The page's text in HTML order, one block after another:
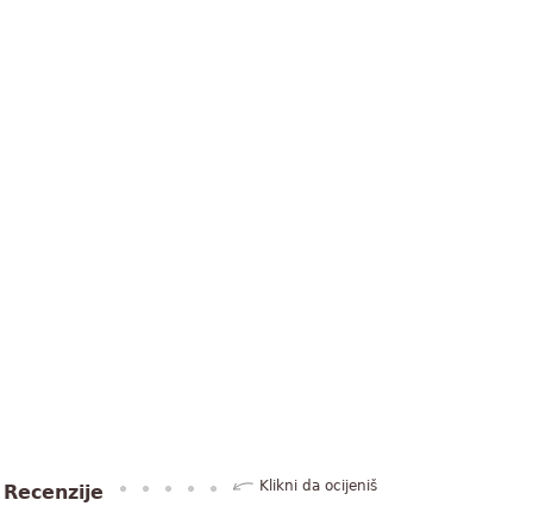
Recenzije Klikni da ocijeniš